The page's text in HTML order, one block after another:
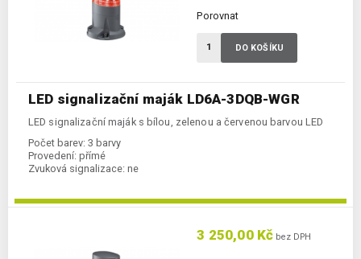
LED signalizační maják LD6A-3DQB-WGR
LED signalizační maják s bílou, zelenou a červenou barvou LED
Počet barev: 3 barvy
Provedení: přímé
Zvuková signalizace: ne
Porovnat
DO KOŠÍKU
3 250,00 Kč bez DPH